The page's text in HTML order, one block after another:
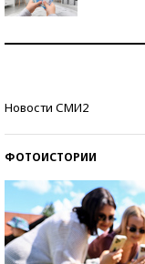
Новости СМИ2
ФОТОИСТОРИИ